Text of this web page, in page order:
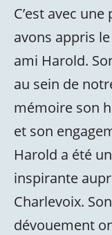
C’est avec
avons appris
ami Harold.
au sein de
mémoire son
et son
Harold a été
inspirante
Charlevoix.
dévouement